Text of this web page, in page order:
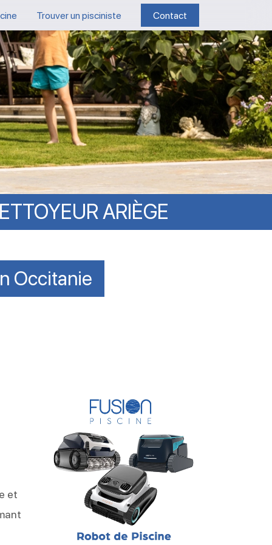
Trouver un pisciniste Contact
ARIÈGE
Occitanie
et